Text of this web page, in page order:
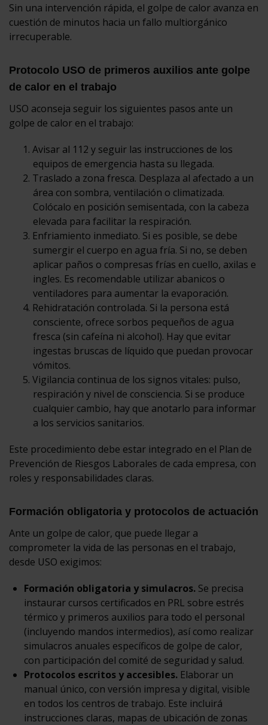
Sin una intervención rápida, el golpe de calor avanza en
cuestión de minutos hacia un fallo multiorgánico
irrecuperable.
Protocolo USO de primeros auxilios ante golpe
de calor en el trabajo
USO aconseja seguir los siguientes pasos ante un
golpe de calor en el trabajo:
Avisar al 112 y seguir las instrucciones de los
equipos de emergencia hasta su llegada.
Traslado a zona fresca. Desplaza al afectado a un
área con sombra, ventilación o climatizada.
Colócalo en posición semisentada, con la cabeza
elevada para facilitar la respiración.
Enfriamiento inmediato. Si es posible, se debe
sumergir el cuerpo en agua fría. Si no, se deben
aplicar paños o compresas frías en cuello, axilas e
ingles. Es recomendable utilizar abanicos o
ventiladores para aumentar la evaporación.
Rehidratación controlada. Si la persona está
consciente, ofrece sorbos pequeños de agua
fresca (sin cafeína ni alcohol). Hay que evitar
ingestas bruscas de líquido que puedan provocar
vómitos.
Vigilancia continua de los signos vitales: pulso,
respiración y nivel de consciencia. Si se produce
cualquier cambio, hay que anotarlo para informar
a los servicios sanitarios.
Este procedimiento debe estar integrado en el Plan de
Prevención de Riesgos Laborales de cada empresa, con
roles y responsabilidades claras.
Formación obligatoria y protocolos de actuación
Ante un golpe de calor, que puede llegar a
comprometer la vida de las personas en el trabajo,
desde USO exigimos:
Formación obligatoria y simulacros. Se precisa
instaurar cursos certificados en PRL sobre estrés
térmico y primeros auxilios para todo el personal
(incluyendo mandos intermedios), así como realizar
simulacros anuales específicos de golpe de calor,
con participación del comité de seguridad y salud.
Protocolos escritos y accesibles. Elaborar un
manual único, con versión impresa y digital, visible
en todos los centros de trabajo. Este incluirá
instrucciones claras, mapas de ubicación de zonas